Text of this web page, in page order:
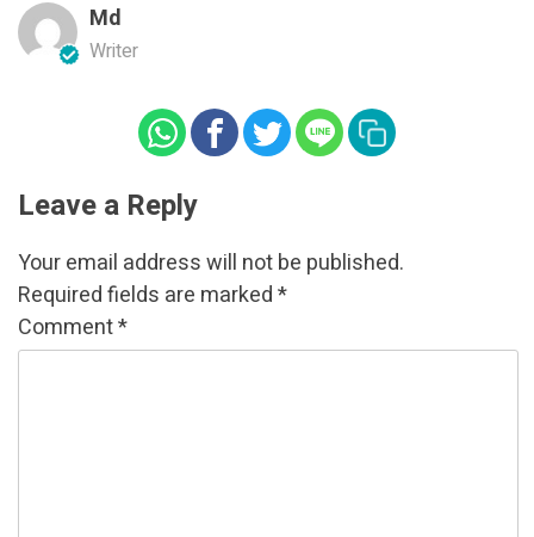
Md
Writer
Leave a Reply
Your email address will not be published.
Required fields are marked*
Comment*